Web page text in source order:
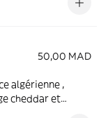
50,00 MAD
algérienne ,
cheddar et